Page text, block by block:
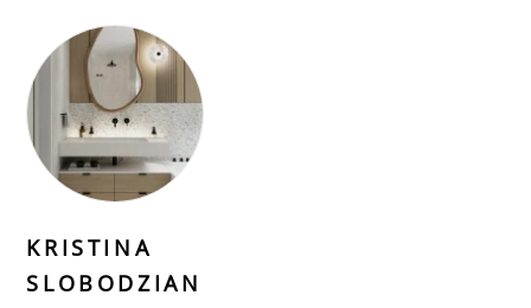
KRISTINA
SLOBODZIAN